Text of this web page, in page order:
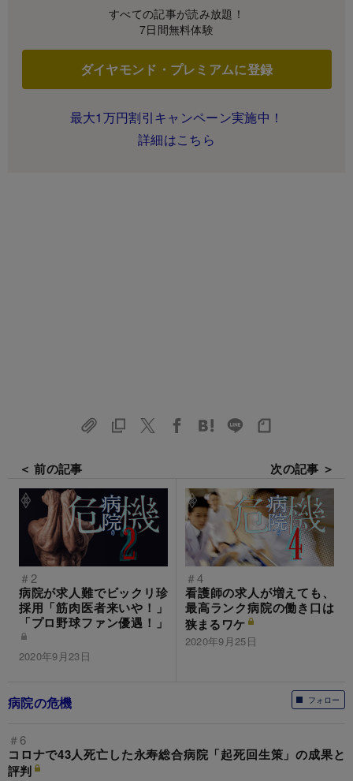
すべての記事が読み放題！
7日間無料体験
ダイヤモンド・プレミアムに登録
最大1万円割引キャンペーン実施中！
詳細はこちら
＜ 前の記事
＃2
病院が求人難でビックリ珍
採用「筋肉医者来いや！」
「プロ野球ファン優遇！」
2020年9月23日
次の記事 ＞
＃4
看護師の求人が増えても、
最高ランク病院の働き口は
狭まるワケ
2020年9月25日
フォロー
病院の危機
＃6
コロナで43人死亡した永寿総合病院「起死回生策」の成果と
評判